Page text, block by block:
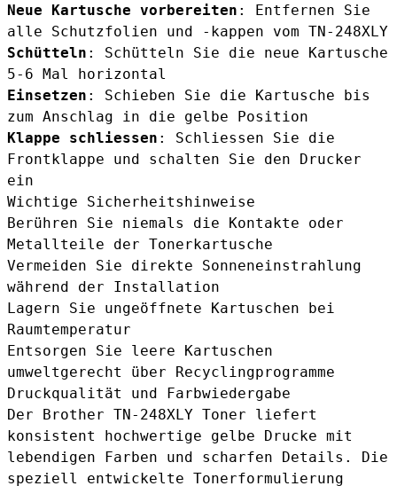
Neue Kartusche vorbereiten : Entfernen Sie
alle Schutzfolien und -kappen vom TN-248XLY
Schütteln : Schütteln Sie die neue Kartusche
5-6 Mal horizontal
Einsetzen : Schieben Sie die Kartusche bis
zum Anschlag in die gelbe Position
Klappe schliessen : Schliessen Sie die
Frontklappe und schalten Sie den Drucker
ein
Wichtige Sicherheitshinweise
Berühren Sie niemals die Kontakte oder
Metallteile der Tonerkartusche
Vermeiden Sie direkte Sonneneinstrahlung
während der Installation
Lagern Sie ungeöffnete Kartuschen bei
Raumtemperatur
Entsorgen Sie leere Kartuschen
umweltgerecht über Recyclingprogramme
Druckqualität und Farbwiedergabe
Der Brother TN-248XLY Toner liefert
konsistent hochwertige gelbe Drucke mit
lebendigen Farben und scharfen Details. Die
speziell entwickelte Tonerformulierung